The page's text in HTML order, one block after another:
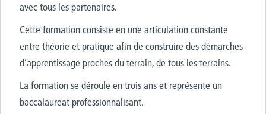
avec tous les partenaires.
Cette formation consiste en une articulation constante
entre théorie et pratique afin de construire des démarches
d’apprentissage proches du terrain, de tous les terrains.
La formation se déroule en trois ans et représente un
baccalauréat professionnalisant.